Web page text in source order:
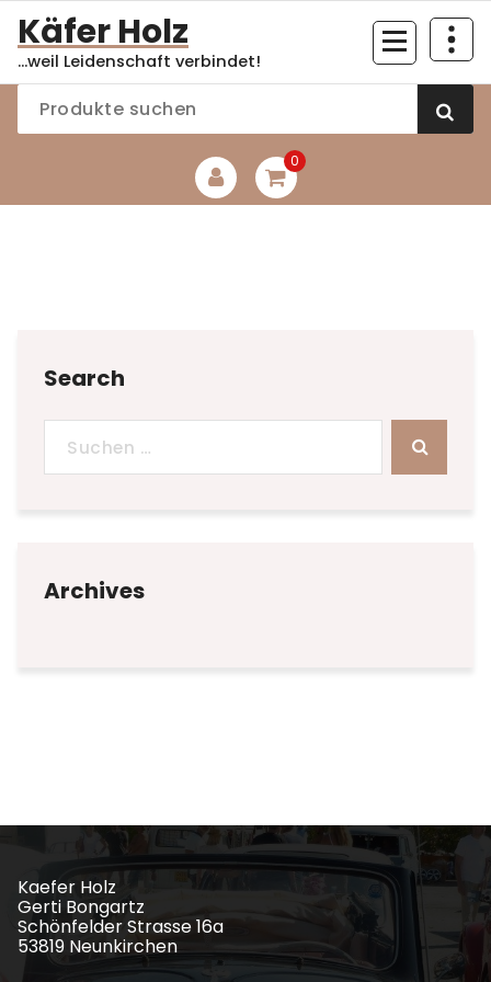
Inhalt
springen
Käfer Holz
...weil Leidenschaft verbindet!
0
Search
nach:
Archives
Kaefer Holz
Gerti Bongartz
Schönfelder Strasse 16a
53819 Neunkirchen